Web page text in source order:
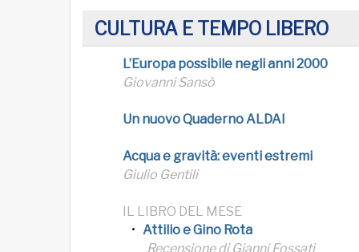
CULTURA E TEMPO LIBERO
L’Europa possibile negli anni 2000
Giovanni Sansò
Un nuovo Quaderno ALDAI
Acqua e gravità: eventi estremi
Giulio Gentili
IL LIBRO DEL MESE
Attilio e Gino Rota
Recensione di Gianni Fossati